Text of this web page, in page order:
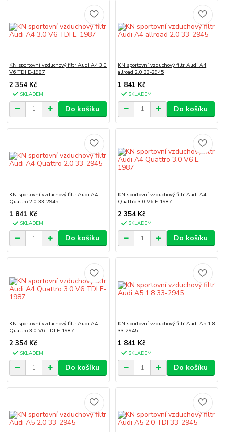
KN sportovní vzduchový filtr Audi A4 3.0
V6 TDI E-1987
2 354 Kč
SKLADEM
Do košíku
KN sportovní vzduchový filtr Audi A4
allroad 2.0 33-2945
1 841 Kč
SKLADEM
Do košíku
KN sportovní vzduchový filtr Audi A4
Quattro 2.0 33-2945
1 841 Kč
SKLADEM
Do košíku
KN sportovní vzduchový filtr Audi A4
Quattro 3.0 V6 E-1987
2 354 Kč
SKLADEM
Do košíku
KN sportovní vzduchový filtr Audi A4
Quattro 3.0 V6 TDI E-1987
2 354 Kč
SKLADEM
Do košíku
KN sportovní vzduchový filtr Audi A5 1.8
33-2945
1 841 Kč
SKLADEM
Do košíku